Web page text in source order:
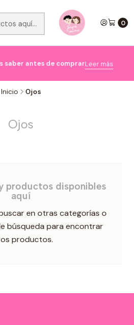
0
saber antes de comprarLeer más
Inicio Ojos
Ojos
productos disponibles
aquí
en otras categorías o
búsqueda para encontrar
productos.